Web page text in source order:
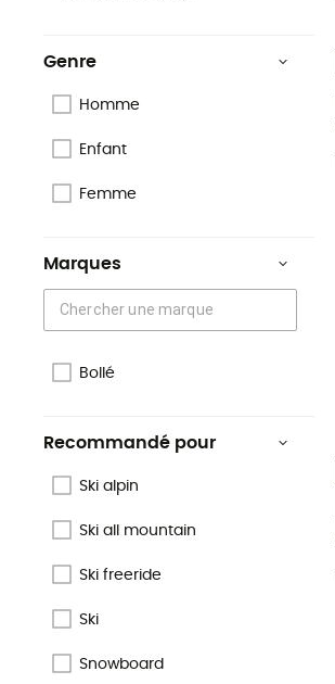
Genre
Homme
Enfant
Femme
Marques
Bollé
Recommandé pour
Ski alpin
Ski all mountain
Ski freeride
Ski
Snowboard